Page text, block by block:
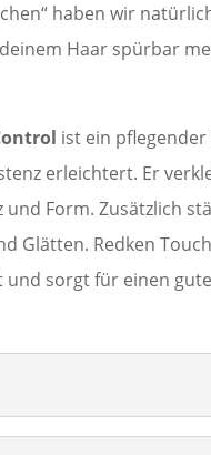
haben wir
Haar spürbar
ist ein
erleichtert. Er
Form. Zusätzlich
Glätten. Redken
und sorgt für einen